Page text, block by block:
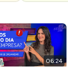
06:24